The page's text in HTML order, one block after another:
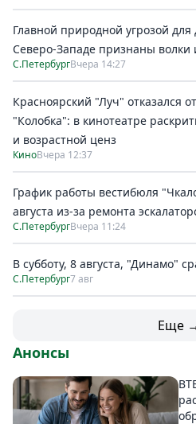
Главной природной угрозой
Северо-Западе признаны волки
С.ПетербургВчера 14:27
Красноярский "Луч" отказался
"Колобка": в кинотеатре
и возрастной ценз
КиноВчера 12:37
График работы вестибюля
августа из-за ремонта
С.ПетербургВчера 11:24
В субботу, 8 августа, "Динамо"
С.Петербург7 авг
Еще
Анонсы